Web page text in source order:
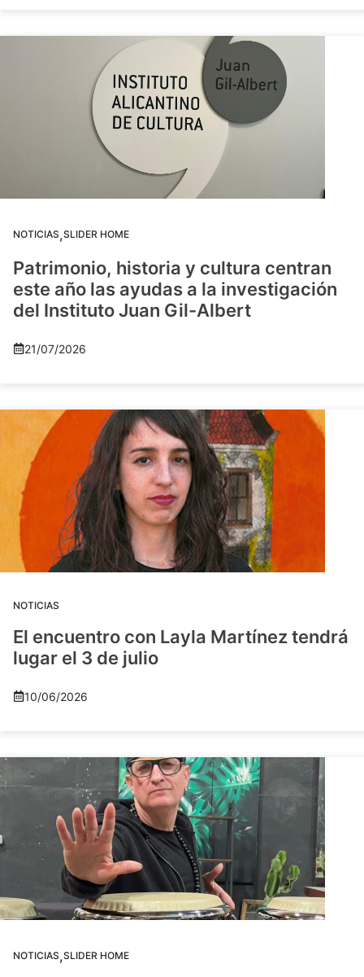
NOTICIAS,SLIDER HOME
Patrimonio, historia y cultura centran
este año las ayudas a la investigación
del Instituto Juan Gil-Albert
21/07/2026
NOTICIAS
El encuentro con Layla Martínez tendrá
lugar el 3 de julio
10/06/2026
NOTICIAS,SLIDER HOME